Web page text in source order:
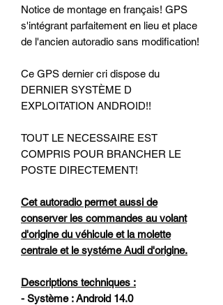
Notice de montage en français! GPS
s'intégrant parfaitement en lieu et place
de l'ancien autoradio sans modification!
Ce GPS dernier cri dispose du
DERNIER SYSTÈME D
EXPLOITATION ANDROID!!
TOUT LE NECESSAIRE EST
COMPRIS POUR BRANCHER LE
POSTE DIRECTEMENT!
Cet autoradio permet aussi de
conserver les commandes au volant
d'origine du véhicule et la molette
centrale et le systéme Audi d'origine.
Descriptions techniques :
- Système : Android 14.0